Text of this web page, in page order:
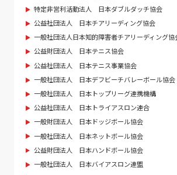
特定非営利活動法人 日本ダブルダッチ協会
公益社団法人 日本チアリーディング協会
一般社団法人日本知的障害者チアリーディング協
公益財団法人 日本テニス協会
公益社団法人 日本テニス事業協会
一般社団法人 日本デフビーチバレーボール協会
一般社団法人 日本トップリーグ連携機構
公益社団法人 日本トライアスロン連合
一般財団法人 日本ドッジボール協会
一般社団法人 日本ネットボール協会
公益財団法人 日本ハンドボール協会
一般社団法人 日本バイアスロン連盟